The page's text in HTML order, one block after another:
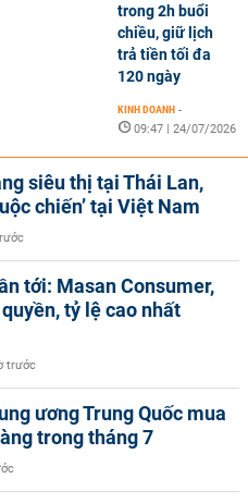
trong 2h buổi
chiều, giữ lịch
trả tiền tối đa
120 ngày
KINH DOANH -
09:47 | 24/07/2026
siêu thị tại Thái Lan,
chiến’ tại Việt Nam
tới: Masan Consumer,
tỷ lệ cao nhất
trước
ương Trung Quốc mua
trong tháng 7